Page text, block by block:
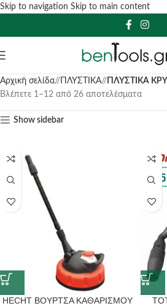
Skip to navigation Skip to main content
Αρχική σελίδα/ ΠΛΥΣΤΙΚΑ/
ΠΛΥΣΤΙΚΑ
Βλέπετε 1–12 από 26 αποτελέσματα
Show sidebar
HECHT ΒΟΥΡΤΣΑ ΚΑΘΑΡΙΣΜΟΥ